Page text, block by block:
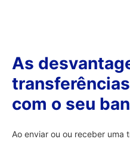
As
com o seu
Ao enviar ou ou receber uma